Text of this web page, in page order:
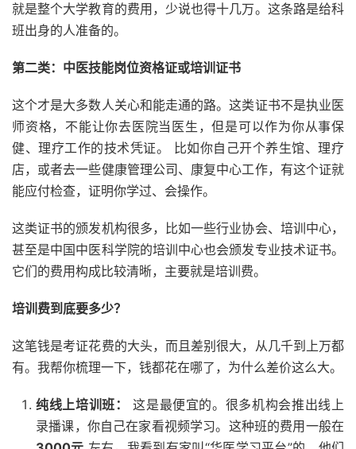
就是整个大学教育的费用，少说也得十几万。这条路是给科
班出身的人准备的。
第二类：中医技能岗位资格证或培训证书
这个才是大多数人关心和能走通的路。这类证书不是执业医
师资格，不能让你去医院当医生，但是可以作为你从事保
健、理疗工作的技术凭证。 比如你自己开个养生馆、理疗
店，或者去一些健康管理公司、康复中心工作，有这个证就
能应付检查，证明你学过、会操作。
这类证书的颁发机构很多，比如一些行业协会、培训中心，
甚至是中国中医科学院的培训中心也会颁发专业技术证书。
它们的费用构成比较清晰，主要就是培训费。
培训费到底要多少？
这笔钱是考证花费的大头，而且差别很大，从几千到上万都
有。我帮你梳理一下，钱都花在哪了，为什么差价这么大。
纯线上培训班：
这是最便宜的。很多机构会推出线上
录播课，你自己在家看视频学习。这种班的费用一般在